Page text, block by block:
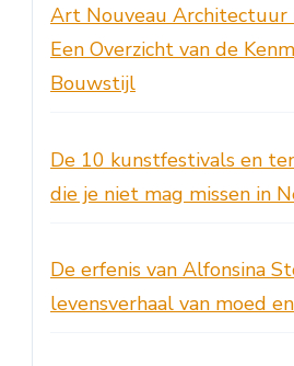
Art Nouveau Architectuur
Een Overzicht van de
Bouwstijl
De 10 kunstfestivals en
die je niet mag missen in
De erfenis van Alfonsina
levensverhaal van moed